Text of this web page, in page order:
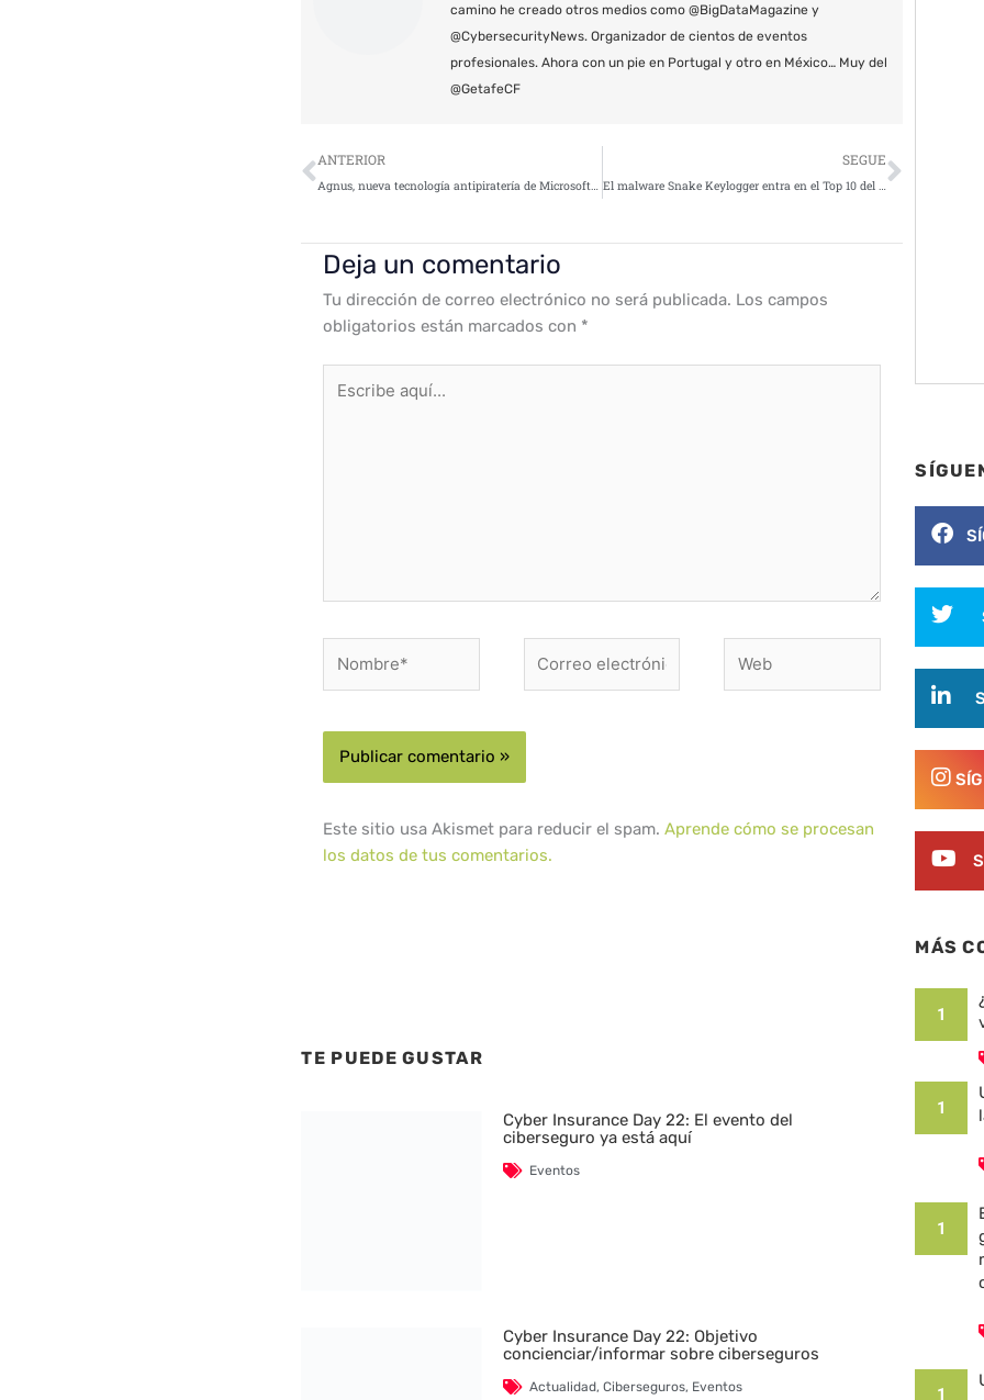
camino he creado otros medios como @BigDataMagazine y
@CybersecurityNews. Organizador de cientos de eventos
profesionales. Ahora con un pie en Portugal y otro en México… Muy del
@GetafeCF
Ant
ANTERIOR
Agnus, nueva tecnología antipiratería de Microsoft basada en blockchain
SEGUE
El malware Snake Keylogger entra en el Top 10 del Índice Global de Amenazas de julio
Deja un comentario
Tu dirección de correo electrónico no será publicada. Los campos
obligatorios están marcados con *
aquí...
electrónico*
Este sitio usa Akismet para reducir el spam.Aprende cómo se procesan
los datos de tus comentarios.
TE PUEDE GUSTAR
Cyber Insurance Day 22: El evento del
ciberseguro ya está aquí
Eventos
Cyber Insurance Day 22: Objetivo
concienciar/informar sobre ciberseguros
Actualidad, Ciberseguros, Eventos
MÁS
1
1
1
1